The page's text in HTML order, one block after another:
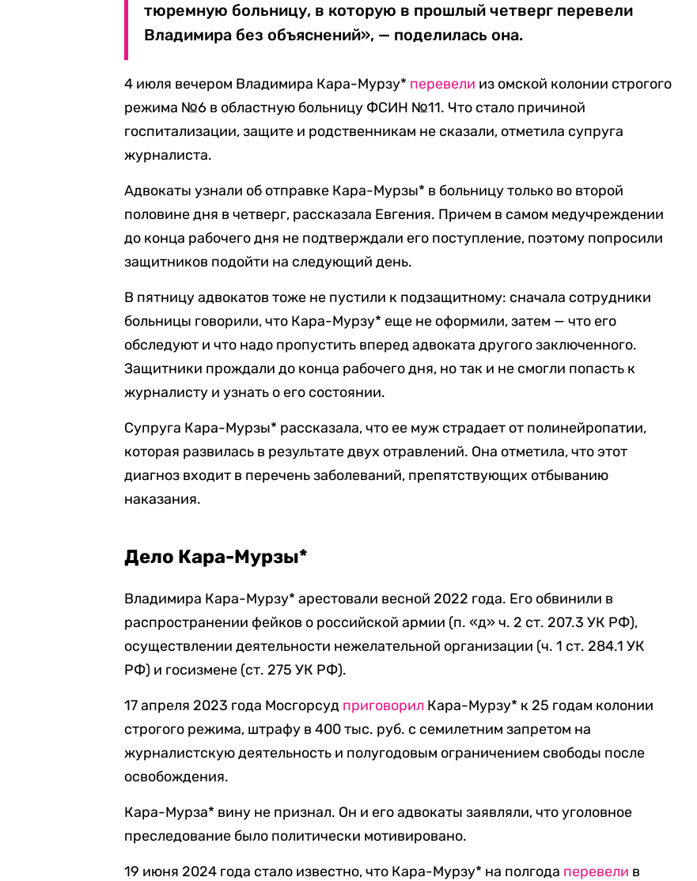
тюремную больницу, в которую в прошлый четверг перевели
Владимира без объяснений», — поделилась она.
4 июля вечером Владимира Кара-Мурзу* перевели из омской колонии строгого
режима №6 в областную больницу ФСИН №11. Что стало причиной
госпитализации, защите и родственникам не сказали, отметила супруга
журналиста.
Адвокаты узнали об отправке Кара-Мурзы* в больницу только во второй
половине дня в четверг, рассказала Евгения. Причем в самом медучреждении
до конца рабочего дня не подтверждали его поступление, поэтому попросили
защитников подойти на следующий день.
В пятницу адвокатов тоже не пустили к подзащитному: сначала сотрудники
больницы говорили, что Кара-Мурзу* еще не оформили, затем — что его
обследуют и что надо пропустить вперед адвоката другого заключенного.
Защитники прождали до конца рабочего дня, но так и не смогли попасть к
журналисту и узнать о его состоянии.
Супруга Кара-Мурзы* рассказала, что ее муж страдает от полинейропатии,
которая развилась в результате двух отравлений. Она отметила, что этот
диагноз входит в перечень заболеваний, препятствующих отбыванию
наказания.
Дело Кара-Мурзы*
Владимира Кара-Мурзу* арестовали весной 2022 года. Его обвинили в
распространении фейков о российской армии (п. «д» ч. 2 ст. 207.3 УК РФ),
осуществлении деятельности нежелательной организации (ч. 1 ст. 284.1 УК
РФ) и госизмене (ст. 275 УК РФ).
17 апреля 2023 года Мосгорсуд приговорил Кара-Мурзу* к 25 годам колонии
строгого режима, штрафу в 400 тыс. руб. с семилетним запретом на
журналистскую деятельность и полугодовым ограничением свободы после
освобождения.
Кара-Мурза* вину не признал. Он и его адвокаты заявляли, что уголовное
преследование было политически мотивировано.
19 июня 2024 года стало известно, что Кара-Мурзу* на полгода перевели в